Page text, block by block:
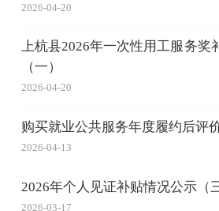
2026-04-20
上杭县2026年一次性用工服务奖
（一）
2026-04-20
购买就业公共服务年度履约后评
2026-04-13
2026年个人见证补贴情况公示（
2026-03-17